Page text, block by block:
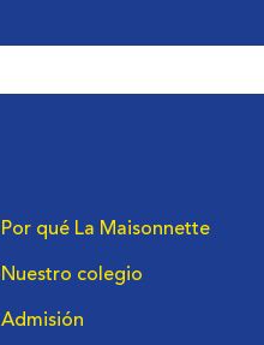
Por qué La Maisonnette
Nuestro colegio
Admisión